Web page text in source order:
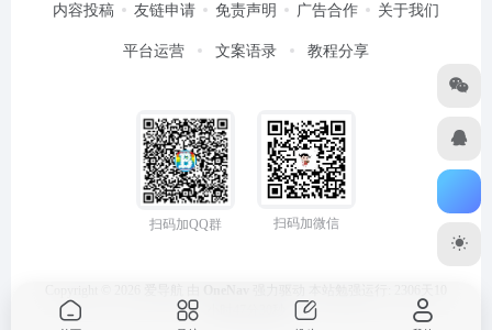
内容投稿 友链申请 免责声明 广告合作 关于我们
平台运营 文案语录 教程分享
扫码加QQ群 扫码加微信